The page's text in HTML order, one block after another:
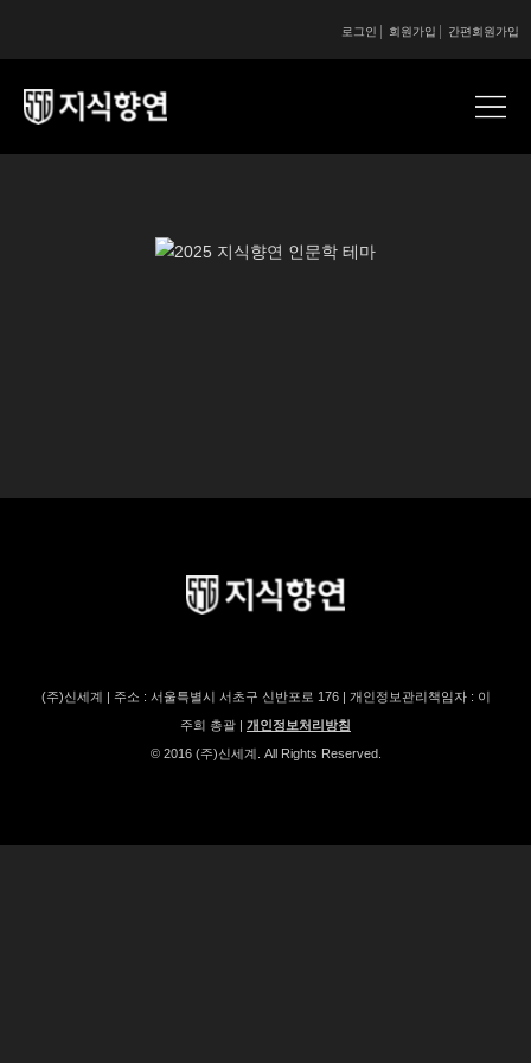
간편회원가입
회원가입
로그인
(주)신세계 | 주소 : 서울특별시 서초구 신반포로 176 | 개인정보관리책임자 : 이
주희 총괄 | 개인정보처리방침